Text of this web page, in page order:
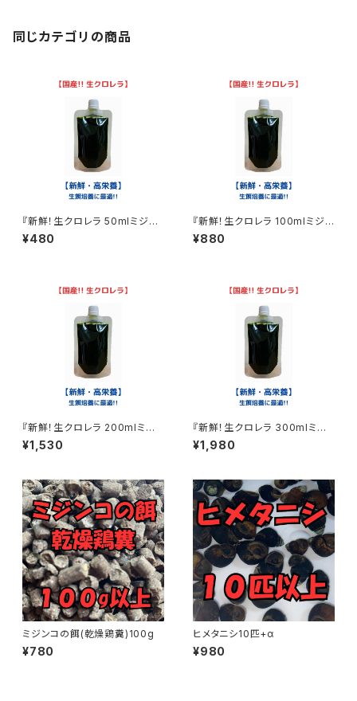
同じカテゴリの商品
『新鮮！生クロレラ 50mlミジン
コ めだか 金魚 ワムシ ゾウリム
シ 生餌』
¥480
『新鮮！生クロレラ 100mlミジン
コ めだか 金魚 ワムシ ゾウリム
シ 生餌』
¥880
『新鮮！生クロレラ 200mlミジ
ンコ めだか 金魚 ワムシ ゾウリ
ムシ 生餌』
¥1,530
『新鮮！生クロレラ 300mlミジ
ンコ めだか 金魚 ワムシ ゾウリ
ムシ 生餌』
¥1,980
ミジンコの餌(乾燥鶏糞)100g
¥780
ヒメタニシ10匹+α
¥980